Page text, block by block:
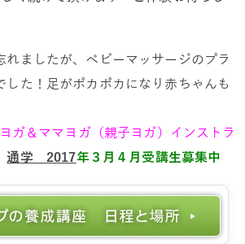
れましたが、ベビーマッサージのプラ
した！足がポカポカになり赤ちゃんも
ガ＆ママヨガ（親子ヨガ）インストラ
通学 2017年３月４月受講生募集中